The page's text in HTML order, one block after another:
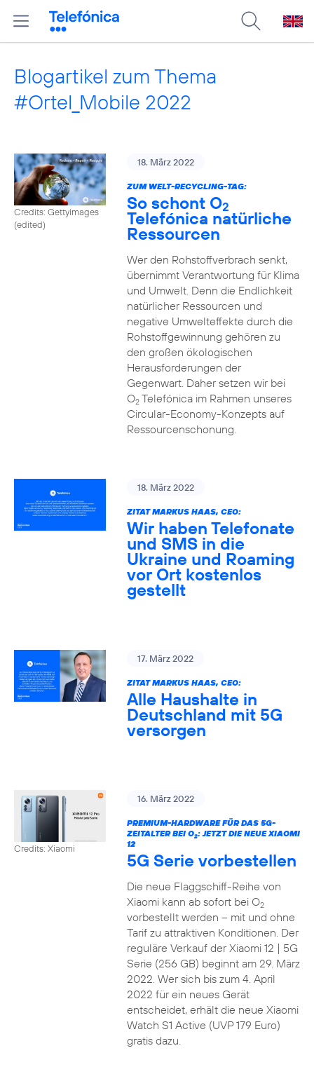
Blogartikel zum Thema
#Ortel_Mobile 2022
Credits: Gettyimages
(edited)
18. März 2022
ZUM WELT-RECYCLING-TAG:
So schont O2
Telefónica natürliche
Ressourcen
Wer den Rohstoffverbrach senkt,
übernimmt Verantwortung für Klima
und Umwelt. Denn die Endlichkeit
natürlicher Ressourcen und
negative Umwelteffekte durch die
Rohstoffgewinnung gehören zu
den großen ökologischen
Herausforderungen der
Gegenwart. Daher setzen wir bei
O2Telefónica im Rahmen unseres
Circular-Economy-Konzepts auf
Ressourcenschonung.
18. März 2022
ZITAT MARKUS HAAS, CEO:
Wir haben Telefonate
und SMS in die
Ukraine und Roaming
vor Ort kostenlos
gestellt
17. März 2022
ZITAT MARKUS HAAS, CEO:
Alle Haushalte in
Deutschland mit 5G
versorgen
Credits: Xiaomi
16. März 2022
PREMIUM-HARDWARE FÜR DAS 5G-
ZEITALTER BEI O2: JETZT DIE NEUE XIAOMI
12
5G Serie vorbestellen
Die neue Flaggschiff-Reihe von
Xiaomi kann ab sofort bei O2
vorbestellt werden – mit und ohne
Tarif zu attraktiven Konditionen. Der
reguläre Verkauf der Xiaomi 12 | 5G
Serie (256 GB) beginnt am 29. März
2022. Wer sich bis zum 4. April
2022 für ein neues Gerät
entscheidet, erhält die neue Xiaomi
Watch S1 Active (UVP 179 Euro)
gratis dazu.